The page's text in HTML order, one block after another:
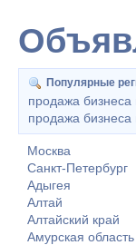
Популярные
продажа бизнеса
продажа бизнеса
Москва
Санкт-Петербург
Адыгея
Алтай
Алтайский край
Амурская область